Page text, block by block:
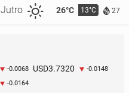
Jutro 26°C 13°C 27
-0.0068 USD3.7320 -0.0148
-0.0164